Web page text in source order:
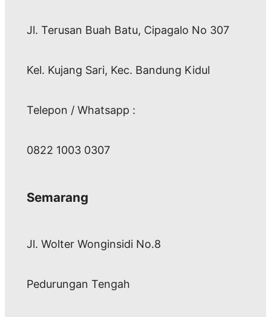
Jl. Terusan Buah Batu, Cipagalo No 307
Kel. Kujang Sari, Kec. Bandung Kidul
Telepon / Whatsapp :
0822 1003 0307
Semarang
Jl. Wolter Wonginsidi No.8
Pedurungan Tengah